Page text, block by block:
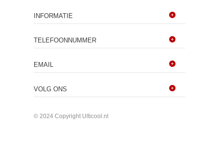
INFORMATIE
TELEFOONNUMMER
EMAIL
VOLG ONS
© 2024 Copyright Ulticool.nl